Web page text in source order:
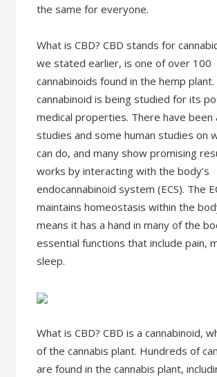
the same for everyone.
What is CBD? CBD stands for
we stated earlier, is one of over 100
cannabinoids found in the hemp plant.
cannabinoid is being studied for its
medical properties. There have been
studies and some human studies on
can do, and many show promising
works by interacting with the body’s
endocannabinoid system (ECS). The
maintains homeostasis within the
means it has a hand in many of the
essential functions that include pain,
sleep.
What is CBD? CBD is a cannabinoid,
of the cannabis plant. Hundreds of
are found in the cannabis plant,